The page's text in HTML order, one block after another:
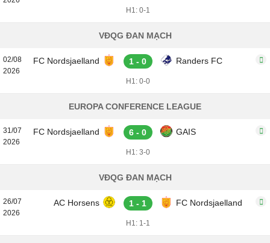
H1: 0-1
VĐQG ĐAN MẠCH
02/08
2026
FC Nordsjaelland 1 - 0 Randers FC
H1: 0-0
EUROPA CONFERENCE LEAGUE
31/07
2026
FC Nordsjaelland 6 - 0 GAIS
H1: 3-0
VĐQG ĐAN MẠCH
26/07
2026
AC Horsens 1 - 1 FC Nordsjaelland
H1: 1-1